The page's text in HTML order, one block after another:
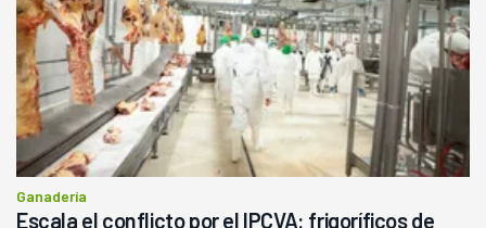
Ganadería
Escala el conflicto por el IPCVA: frigoríficos de